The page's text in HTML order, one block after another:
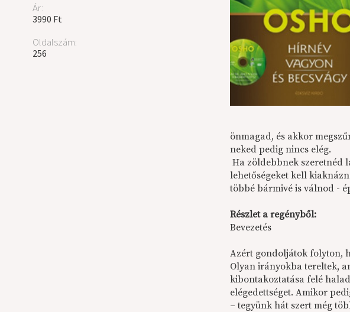
Ár:
3990 Ft
Oldalszám:
256
önmagad, és akkor
neked pedig nincs elég.
Ha zöldebbnek szeretnéd
lehetőségeket kell
többé bármivé is válnod -
Részlet a regényből:
Bevezetés
Azért gondoljátok folyton,
Olyan irányokba tereltek,
kibontakoztatása felé
elégedettséget. Amikor
– tegyünk hát szert még